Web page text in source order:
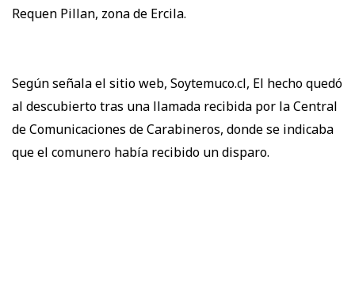
Requen Pillan, zona de Ercila.
Según señala el sitio web, Soytemuco.cl, El hecho quedó
al descubierto tras una llamada recibida por la Central
de Comunicaciones de Carabineros, donde se indicaba
que el comunero había recibido un disparo.